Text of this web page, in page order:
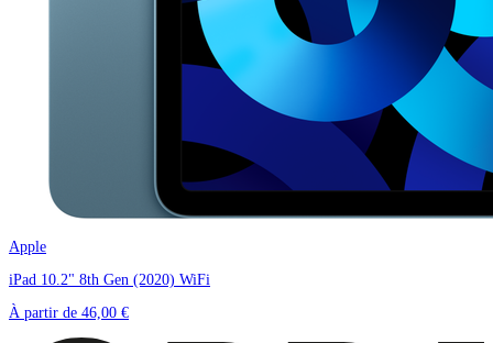
Apple
iPad 10.2" 8th Gen (2020) WiFi
À partir de 46,00 €